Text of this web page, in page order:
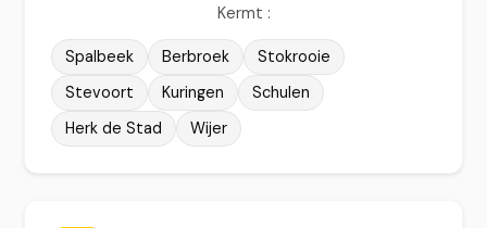
Kermt :
Spalbeek Berbroek
Stokrooie
Stevoort
Kuringen
Schulen
Herk de Stad
Wijer